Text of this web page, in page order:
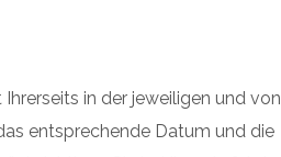
in der jeweiligen und von
entsprechende Datum und die